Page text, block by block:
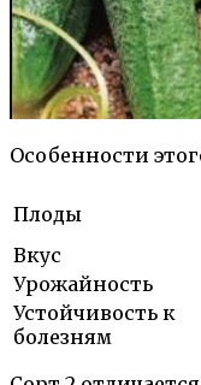
Особенности
Плоды
Вкус
Урожайность
Устойчивость к
болезням